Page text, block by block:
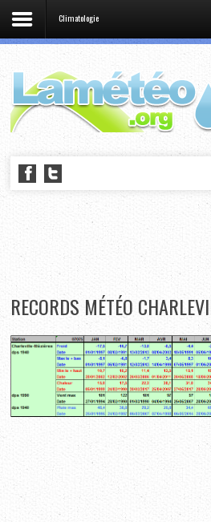
Climatologie
RECORDS MÉTÉO